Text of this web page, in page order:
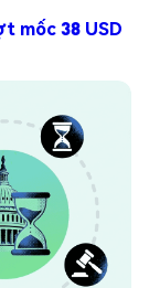
mốc 38 USD